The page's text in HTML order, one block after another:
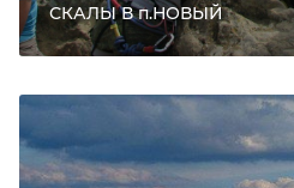
СКАЛЫ В п.НОВЫЙ